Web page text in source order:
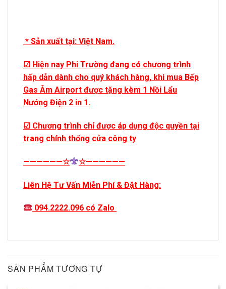
* Sản xuất tại: Việt Nam.
☑ Hiện nay Phi Trường đang có chương trình
hấp dẫn dành cho quý khách hàng, khi mua Bếp
Gas Âm Airport được tặng kèm 1 Nồi Lẩu
Nướng Điện 2 in 1.
☑ Chương trình chỉ được áp dụng độc quyền tại
trang chính thống cửa công ty
——————☆ ☆——————
Liên Hệ Tư Vấn Miễn Phí & Đặt Hàng:
094.2222.096 có Zalo
SẢN PHẨM TƯƠNG TỰ